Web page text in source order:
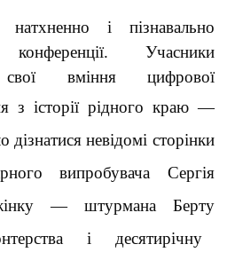
і пізнавально
Учасники
свої вміння цифрової
з історії рідного краю—
дізнатися невідомі сторінки
випробувача Сергія
— штурмана Берту
і десятирічну